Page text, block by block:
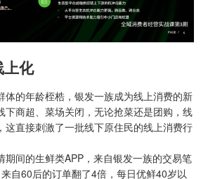
化
体的年龄桎梏，银发一族成为线上消费的新
下商超、菜场关闭，无论抢菜还是团购，线
这直接刺激了一批线下原住民的线上消费行
期间的生鲜类APP，来自银发一族的交易笔
自60后的订单翻了4倍，每日优鲜40岁以